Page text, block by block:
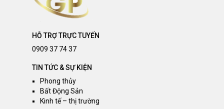
HỖ TRỢ TRỰC TUYẾN
0909 37 74 37
TIN TỨC & SỰ KIỆN
Phong thủy
Bất Động Sản
Kinh tế – thị trường